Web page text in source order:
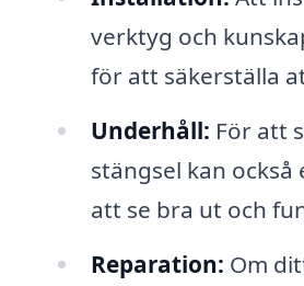
verktyg och
för att säkerställa
Underhåll: För att
stängsel kan
att se bra ut och
Reparation: Om